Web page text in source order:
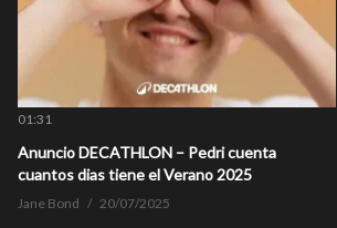
01:31
Anuncio DECATHLON – Pedri cuenta
cuantos dias tiene el Verano 2025
Jane Bond 20/07/2025